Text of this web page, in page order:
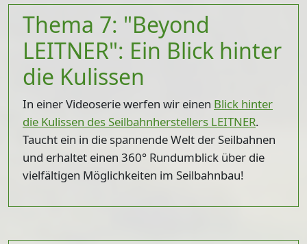
Thema 7: "Beyond
LEITNER": Ein Blick hinter
die Kulissen
In einer Videoserie werfen wir einen Blick hinter
die Kulissen des Seilbahnherstellers LEITNER.
Taucht ein in die spannende Welt der Seilbahnen
und erhaltet einen 360° Rundumblick über die
vielfältigen Möglichkeiten im Seilbahnbau!